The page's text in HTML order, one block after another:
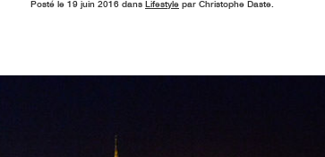
Posté le 19 juin 2016 dans Lifestyle par Christophe Daste.